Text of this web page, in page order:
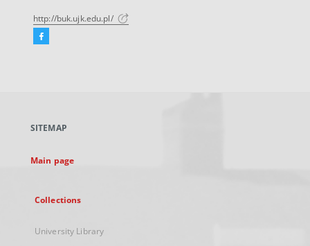
http://buk.ujk.edu.pl/
Facebook
new
SITEMAP
Main page
Collections
University Library